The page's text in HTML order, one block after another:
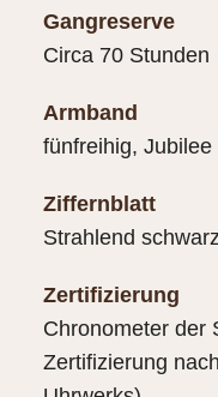
Gangreserve
Circa 70 Stunden
Armband
fünfreihig, Jubilee
Ziffernblatt
Strahlend
Zertifizierung
Chronometer der
Zertifizierung